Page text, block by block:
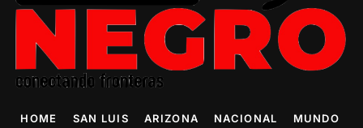
HOME SAN LUIS ARIZONA NACIONAL MUNDO